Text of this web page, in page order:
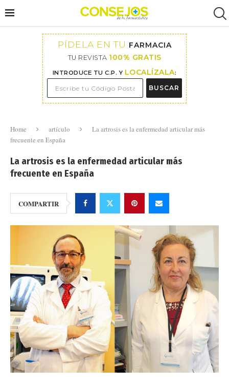
PÍDELA EN TU FARMACIA
TU REVISTA 100% GRATIS
INTRODUCE TU C.P. Y LOCALÍZALA:
BUSCAR
Home artículo
La artrosis es la enfermedad articular más
frecuente en España
La artrosis es la enfermedad articular más
frecuente en España
COMPARTIR